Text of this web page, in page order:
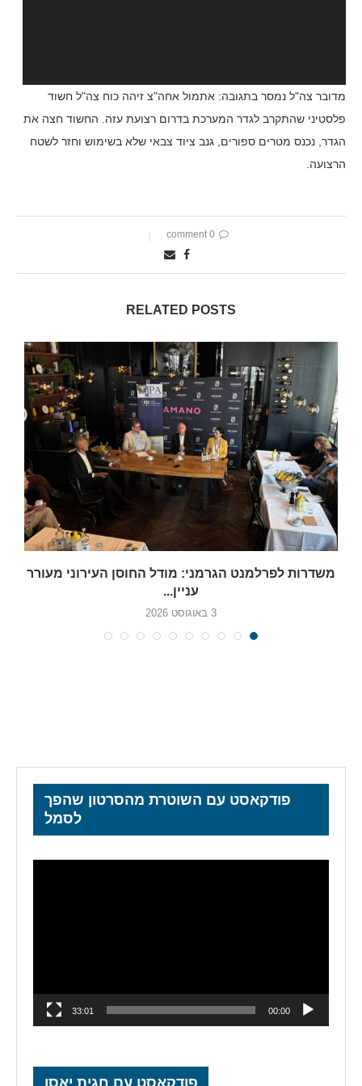
מדובר צה"ל נמסר בתגובה: אתמול אחה"צ זיהה כוח צה"ל חשוד
פלסטיני שהתקרב לגדר המערכת בדרום רצועת עזה. החשוד חצה את
הגדר, נכנס מטרים ספורים, גנב ציוד צבאי שלא בשימוש וחזר לשטח
הרצועה.
0 comment
RELATED POSTS
משדרות לפרלמנט הגרמני: מודל החוסן העירוני מעורר
עניין...
3 באוגוסט 2026
פודקאסט עם השוטרת מהסרטון שהפך
לסמל
00:00
33:01
פודקאסט עם חגית יאסו